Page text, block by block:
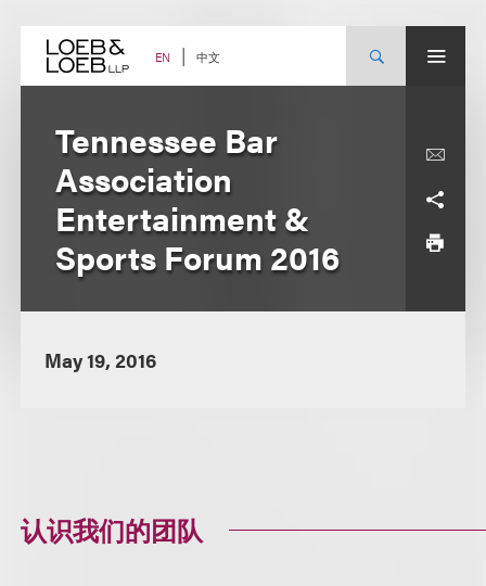
content EN 中文
Tennessee Bar
Association
Entertainment &
Sports Forum 2016
May 19, 2016
认识我们的团队